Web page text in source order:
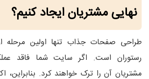
نهایی مشتریان ایجاد کنیم؟
طراحی صفحات جذاب تنها اولین مرحله
رستوران است. اگر سایت شما فاقد
مشتریان آن را ترک خواهند کرد.